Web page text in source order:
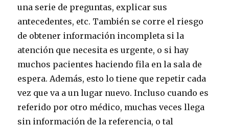
una serie de preguntas, explicar sus
antecedentes, etc. También se corre el riesgo
de obtener información incompleta si la
atención que necesita es urgente, o si hay
muchos pacientes haciendo fila en la sala de
espera. Además, esto lo tiene que repetir cada
vez que va a un lugar nuevo. Incluso cuando es
referido por otro médico, muchas veces llega
sin información de la referencia, o tal